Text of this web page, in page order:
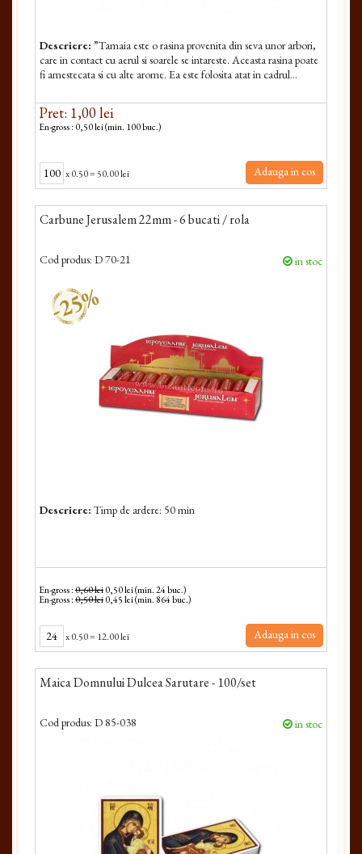
Descriere: ”Tamaia este o rasina provenita din seva unor arbori,
care in contact cu aerul si soarele se intareste. Aceasta rasina poate
fi amestecata si cu alte arome. Ea este folosita atat in cadrul...
Pret: 1,00 lei
En-gross : 0,50 lei (min. 100 buc.)
x0.50= 50.00 lei Adauga in cos
Carbune Jerusalem 22mm - 6 bucati / rola
Cod produs: D 70-21 in stoc
-25%
Descriere: Timp de ardere: 50 min
En-gross :0,60 lei0,50 lei (min. 24 buc.)
En-gross :0,50 lei0,45 lei (min. 864 buc.)
x0.50= 12.00 lei Adauga in cos
Maica Domnului Dulcea Sarutare - 100/set
Cod produs: D 85-038 in stoc